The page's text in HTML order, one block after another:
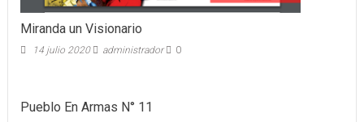
Miranda un Visionario
14 julio 2020 administrador 0
Pueblo En Armas N° 11